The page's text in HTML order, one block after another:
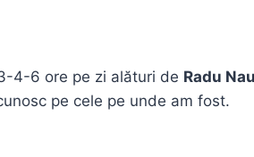
4-6 ore pe zi alături de Radu
pe cele pe unde am fost.